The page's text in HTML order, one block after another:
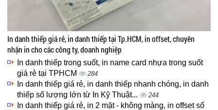
In danh thiếp giá rẻ, in danh thiếp tại Tp.HCM, in offset, chuyên
nhận in cho các công ty, doanh nghiệp
In danh thiếp trong suốt, in name card nhựa trong suốt
giá rẻ tại TPHCM
284
In danh thiếp giá rẻ, in danh thiếp nhanh chóng, in danh
thiếp số lượng lớn từ In Kỹ Thuật...
244
In danh thiếp giá rẻ, in 2 mặt - không màng, in offset số